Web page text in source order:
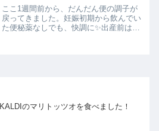
ここ1週間前から、だんだん便の調子が
戻ってきました。妊娠初期から飲んでい
た便秘薬なしでも、快調に✨出産前はホ
KALDIのマリトッツオを食べました！